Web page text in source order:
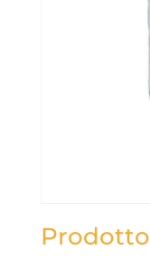
Prodotto